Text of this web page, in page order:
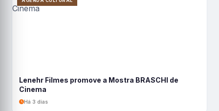
Lenehr Filmes promove a Mostra BRASCHI de
Cinema
Há 3 dias